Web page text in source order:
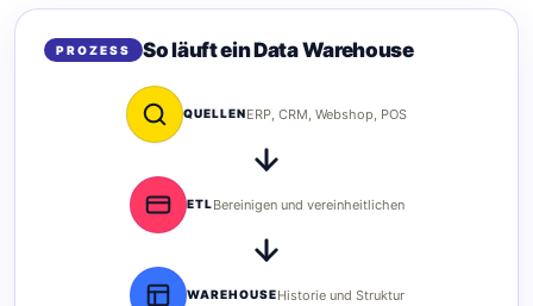
PROZESS So läuft ein Data Warehouse
QUELLENERP, CRM, Webshop, POS
ETLBereinigen und vereinheitlichen
WAREHOUSEHistorie und Struktur